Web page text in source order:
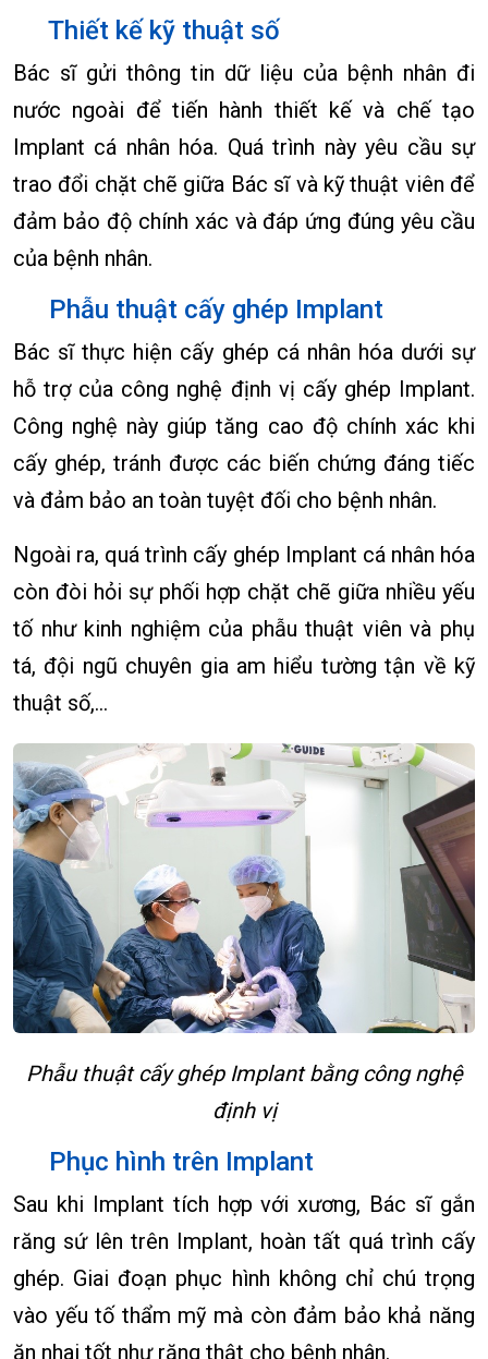
Thiết kế kỹ thuật số
Bác sĩ gửi thông tin dữ liệu của bệnh nhân đi
nước ngoài để tiến hành thiết kế và chế tạo
Implant cá nhân hóa. Quá trình này yêu cầu sự
trao đổi chặt chẽ giữa Bác sĩ và kỹ thuật viên để
đảm bảo độ chính xác và đáp ứng đúng yêu cầu
của bệnh nhân.
Phẫu thuật cấy ghép Implant
Bác sĩ thực hiện cấy ghép cá nhân hóa dưới sự
hỗ trợ của công nghệ định vị cấy ghép Implant.
Công nghệ này giúp tăng cao độ chính xác khi
cấy ghép, tránh được các biến chứng đáng tiếc
và đảm bảo an toàn tuyệt đối cho bệnh nhân.
Ngoài ra, quá trình cấy ghép Implant cá nhân hóa
còn đòi hỏi sự phối hợp chặt chẽ giữa nhiều yếu
tố như kinh nghiệm của phẫu thuật viên và phụ
tá, đội ngũ chuyên gia am hiểu tường tận về kỹ
thuật số,…
Phẫu thuật cấy ghép Implant bằng công nghệ
định vị
Phục hình trên Implant
Sau khi Implant tích hợp với xương, Bác sĩ gắn
răng sứ lên trên Implant, hoàn tất quá trình cấy
ghép. Giai đoạn phục hình không chỉ chú trọng
vào yếu tố thẩm mỹ mà còn đảm bảo khả năng
ăn nhai tốt như răng thật cho bệnh nhân.